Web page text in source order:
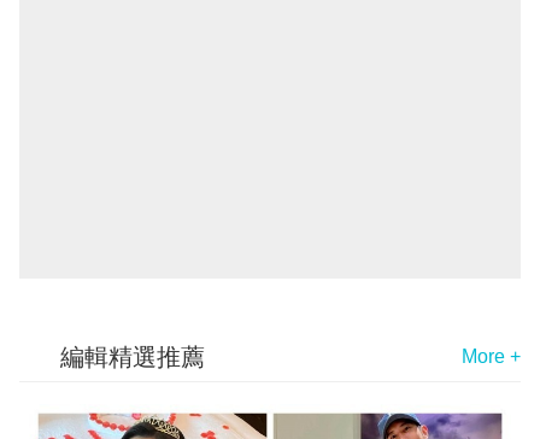
編輯精選推薦 More +